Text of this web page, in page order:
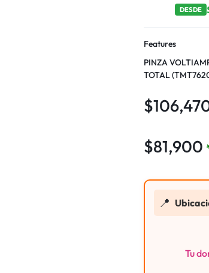
DESDE
Features
PINZA
TOTAL
$
$81,900
📍
Tu